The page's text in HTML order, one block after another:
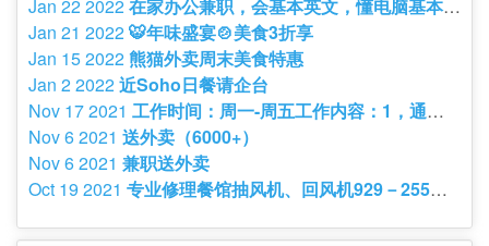
Jan 22 2022在家办公兼职，会基本英文，懂电脑基本操作。有意者请发短信，或
Jan 21 2022🐯年味盛宴🍲美食3折享
Jan 15 2022熊猫外卖周末美食特惠
Jan 2 2022近Soho日餐请企台
Nov 17 2021 工作时间：周一-周五工作内容：1，通过电话及邮件处理国内
Nov 6 2021 送外卖（6000+）
Nov 6 2021 兼职送外卖
Oct 19 2021 专业修理餐馆抽风机、回风机929－255－5823